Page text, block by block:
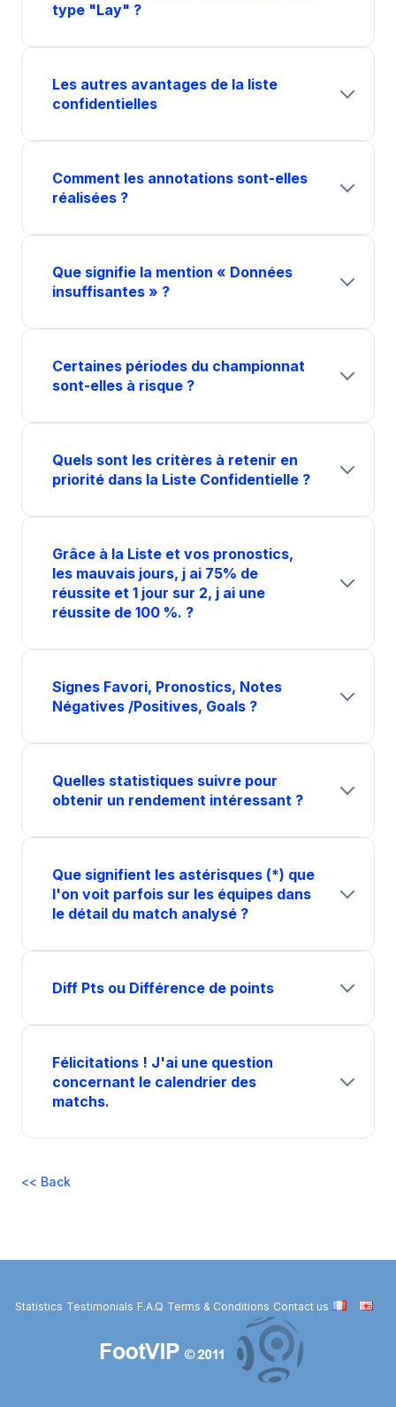
type "Lay" ?
Les autres avantages de la liste
confidentielles
Comment les annotations sont-elles
réalisées ?
Que signifie la mention « Données
insuffisantes » ?
Certaines périodes du championnat
sont-elles à risque ?
Quels sont les critères à retenir en
priorité dans la Liste Confidentielle ?
Grâce à la Liste et vos pronostics,
les mauvais jours, j ai 75% de
réussite et 1 jour sur 2, j ai une
réussite de 100 %. ?
Signes Favori, Pronostics, Notes
Négatives /Positives, Goals ?
Quelles statistiques suivre pour
obtenir un rendement intéressant ?
Que signifient les astérisques (*) que
l'on voit parfois sur les équipes dans
le détail du match analysé ?
Diff Pts ou Différence de points
Félicitations ! J'ai une question
concernant le calendrier des
matchs.
<< Back
Statistics Testimonials F.A.Q Terms & Conditions Contact us